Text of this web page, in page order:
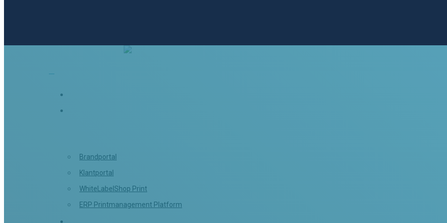
Enter om te zoeken, of ESC om te sluiten
Brandportal
Klantportal
WhiteLabelShop Print
ERP Printmanagement Platform